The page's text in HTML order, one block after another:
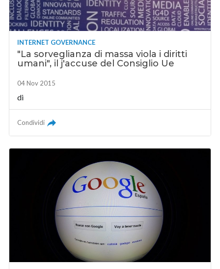
INTERNET GOVERNANCE
"La sorveglianza di massa viola i diritti
umani", il j'accuse del Consiglio Ue
04 Nov 2015
di
Condividi